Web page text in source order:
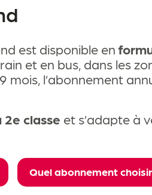
est disponible en
et en bus, dans les
l’abonnement
2e classe et s’adapte à
Quel abonnement